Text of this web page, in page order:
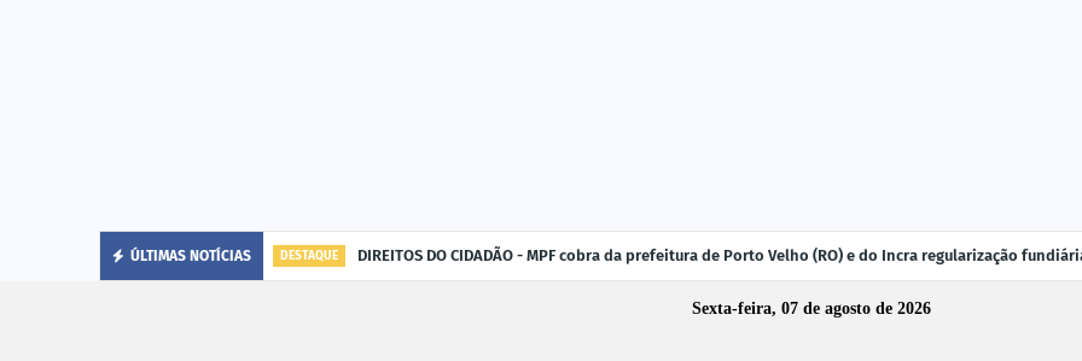
ÚLTIMAS NOTÍCIAS DESTAQUE DIREITOS DO CIDADÃO - MPF cobra da prefeitura de Porto Velho (RO) e do Incra regularização
Sexta-feira, 07 de agosto de 2026